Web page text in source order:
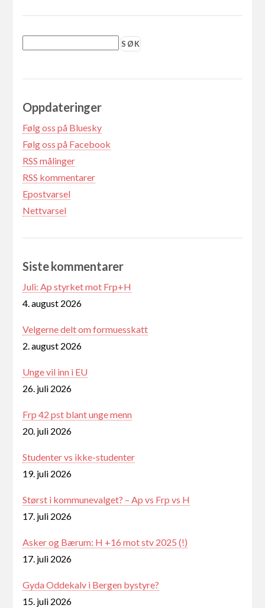
Oppdateringer
Følg oss på Bluesky
Følg oss på Facebook
RSS målinger
RSS kommentarer
Epostvarsel
Nettvarsel
Siste kommentarer
Juli: Ap styrket mot Frp+H
4. august 2026
Velgerne delt om formuesskatt
2. august 2026
Unge vil inn i EU
26. juli 2026
Frp 42 pst blant unge menn
20. juli 2026
Studenter vs ikke-studenter
19. juli 2026
Størst i kommunevalget? – Ap vs Frp vs H
17. juli 2026
Asker og Bærum: H +16 mot stv 2025 (!)
17. juli 2026
Gyda Oddekalv i Bergen bystyre?
15. juli 2026